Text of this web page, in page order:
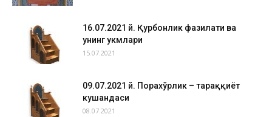
16.07.2021 й. Қурбонлик фазилати ва
унинг ҳукмлари
15.07.2021
09.07.2021 й. Порахўрлик – тараққиёт
кушандаси
08.07.2021